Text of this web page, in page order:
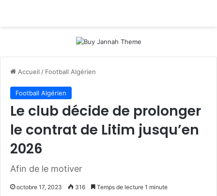
Accueil / Football Algérien
Football Algérien
Le club décide de prolonger
le contrat de Litim jusqu’en
2026
Afin de le motiver
octobre 17, 2023 316 Temps de lecture 1 minute